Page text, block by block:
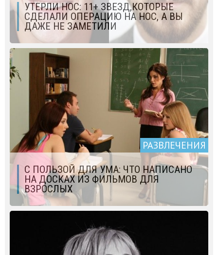
УТЕРЛИ НОС: 11+ ЗВЕЗД,КОТОРЫЕ
СДЕЛАЛИ ОПЕРАЦИЮ НА НОС, А ВЫ
ДАЖЕ НЕ ЗАМЕТИЛИ
РАЗВЛЕЧЕНИЯ
С ПОЛЬЗОЙ ДЛЯ УМА: ЧТО НАПИСАНО
НА ДОСКАХ ИЗ ФИЛЬМОВ ДЛЯ
ВЗРОСЛЫХ